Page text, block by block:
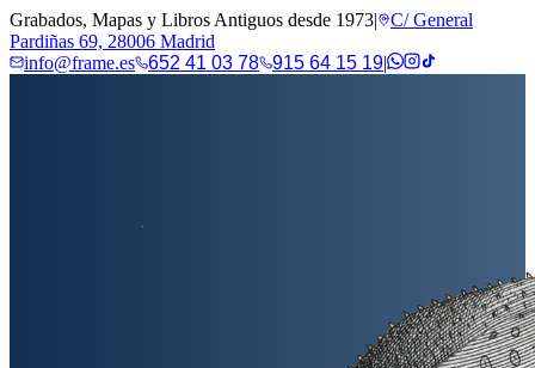
Grabados, Mapas y Libros Antiguos desde 1973|
C/ General
Pardiñas 69, 28006 Madrid
info@frame.es
652 41 03 78 915 64 15 19|